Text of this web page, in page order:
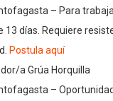
– Para
13 días. Requiere
Postula aquí
a Grúa Horquilla
–